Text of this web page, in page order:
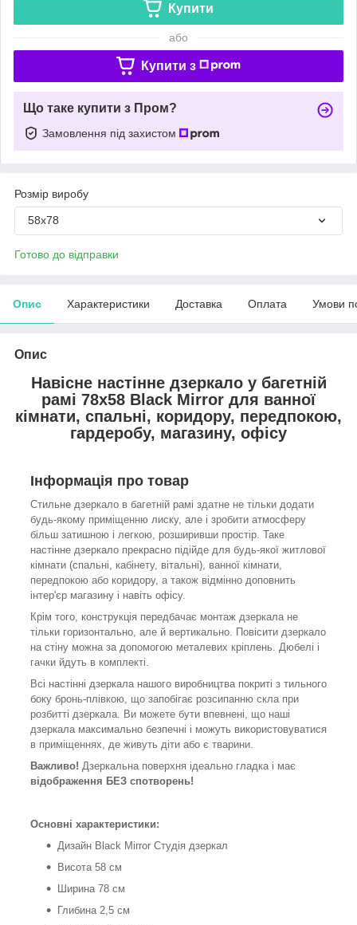
Купити
або
Купити з
Що таке купити з Пром?
Замовлення під захистом
Розмір виробу
58х78
Готово до відправки
Опис Характеристики Доставка Оплата Умови
Опис
Навісне настінне дзеркало у багетній
рамі 78х58 Black Mirror для ванної
кімнати, спальні, коридору, передпокою,
гардеробу, магазину, офісу
Інформація про товар
Стильне дзеркало в багетній рамі здатне не тільки додати
будь-якому приміщенню лиску, але і зробити атмосферу
більш затишною і легкою, розширивши простір. Таке
настінне дзеркало прекрасно підійде для будь-якої житлової
кімнати (спальні, кабінету, вітальні), ванної кімнати,
передпокою або коридору, а також відмінно доповнить
інтер'єр магазину і навіть офісу.
Крім того, конструкція передбачає монтаж дзеркала не
тільки горизонтально, але й вертикально. Повісити дзеркало
на стіну можна за допомогою металевих кріплень. Дюбелі і
гачки йдуть в комплекті.
Всі настінні дзеркала нашого виробництва покриті з тильного
боку бронь-плівкою, що запобігає розсипанню скла при
розбитті дзеркала. Ви можете бути впевнені, що наші
дзеркала максимально безпечні і можуть використовуватися
в приміщеннях, де живуть діти або є тварини.
Важливо! Дзеркальна поверхня ідеально гладка і має
відображення БЕЗ спотворень!
Основні характеристики:
Дизайн Black Mirror Студія дзеркал
Висота 58 см
Ширина 78 см
Глибина 2,5 см